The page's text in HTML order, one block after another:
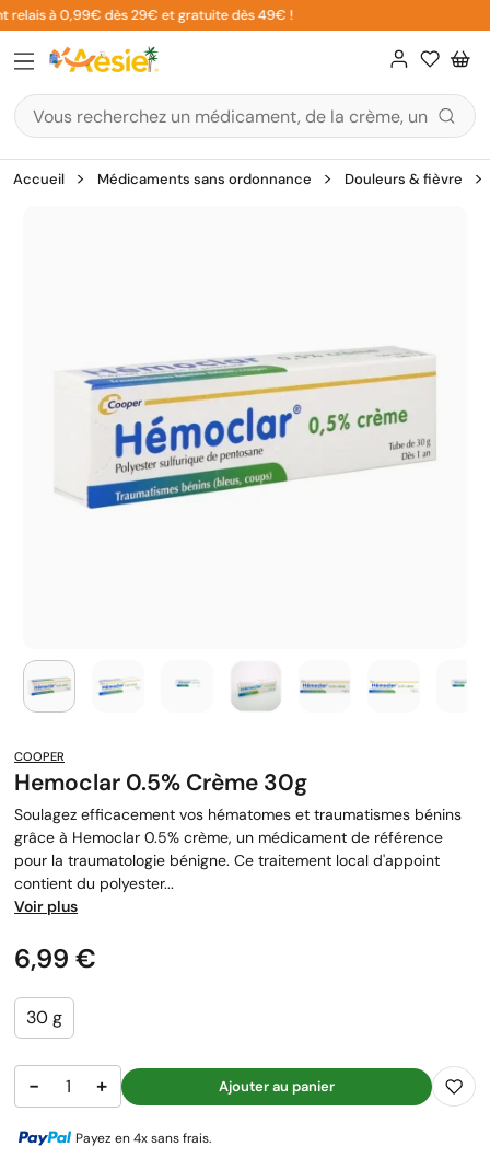
Aller
au
contenu
à 0,99€ dès 29€ et gratuite dès 49€ !
Accueil Médicaments sans ordonnance Douleurs & fièvre
COOPER
Hemoclar 0.5% Crème 30g
Soulagez efficacement vos hématomes et traumatismes bénins
grâce à Hemoclar 0.5% crème, un médicament de référence
pour la traumatologie bénigne. Ce traitement local d'appoint
contient du polyester...
Voir plus
Prix
6,99 €
30 g
− + Ajouter au panier
Payez en 4x sans frais.